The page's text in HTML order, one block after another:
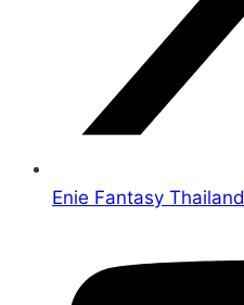
Enie Fantasy Thailand